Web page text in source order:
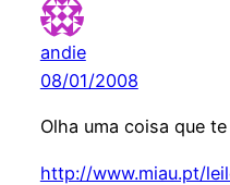
andie
08/01/2008
Olha uma coisa que
http://www.miau.pt/